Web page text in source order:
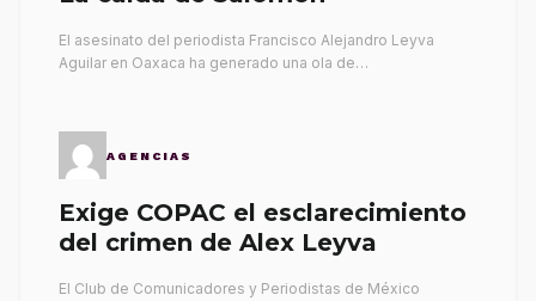
El asesinato del periodista Francisco Alejandro Leyva
Aguilar en Oaxaca ha generado una ola de…
AGENCIAS
Exige COPAC el esclarecimiento
del crimen de Alex Leyva
El Club de Comunicadores y Periodistas de México